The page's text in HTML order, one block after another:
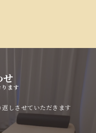
せ
ます
しさせていただきます